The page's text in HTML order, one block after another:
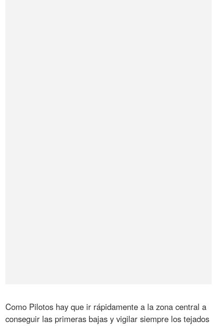
Como Pilotos hay que ir rápidamente a la zona central a
conseguir las primeras bajas y vigilar siempre los tejados